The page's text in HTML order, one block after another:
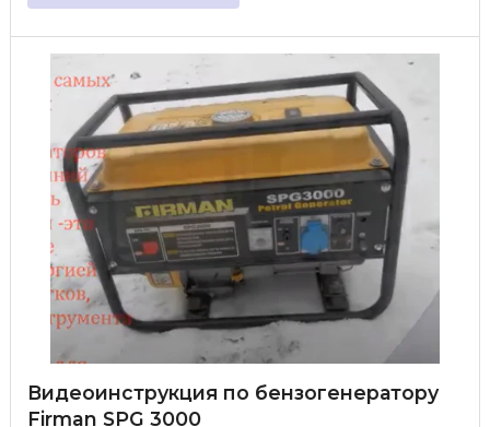
Видеоинструкция по бензогенератору
Firman SPG 3000